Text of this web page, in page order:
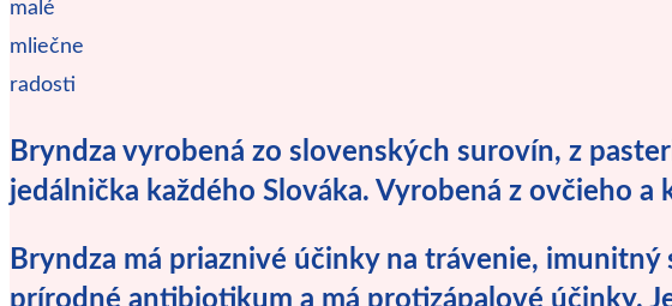
Bryndza vyrobená zo slovenských surovín, z
jedálnička každého Slováka. Vyrobená z ovčieho
Bryndza má priaznivé účinky na trávenie,
prírodné antibiotikum a má protizápalové účinky.